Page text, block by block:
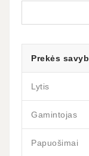
Prekės
Lytis
Gamintojas
Papuošimai